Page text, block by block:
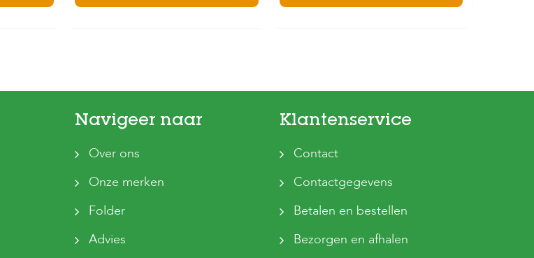
Navigeer naar
Over ons
Onze merken
Folder
Advies
Klantenservice
Contact
Contactgegevens
Betalen en bestellen
Bezorgen en afhalen